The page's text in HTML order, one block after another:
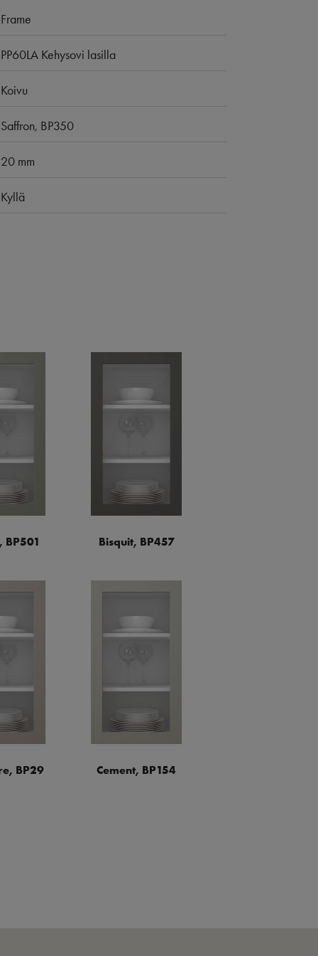
Frame
PP60LA Kehysovi lasilla
Koivu
Saffron, BP350
20 mm
Kyllä
BP501 Bisquit, BP457
BP29 Cement, BP154